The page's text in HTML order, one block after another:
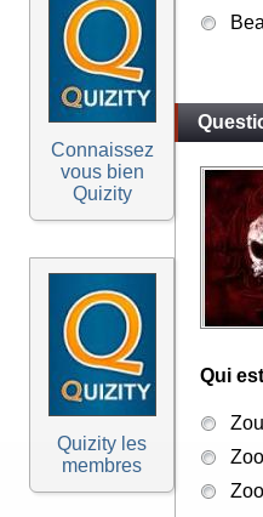
Connaissez
vous bien
Quizity
Quizity les
membres
Qui
Zou
Zoo